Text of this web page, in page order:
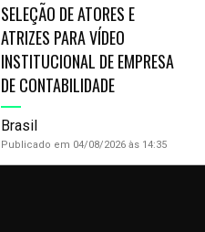
SELEÇÃO DE ATORES E
ATRIZES PARA VÍDEO
INSTITUCIONAL DE EMPRESA
DE CONTABILIDADE
Brasil
Publicado em 04/08/2026 às 14:35